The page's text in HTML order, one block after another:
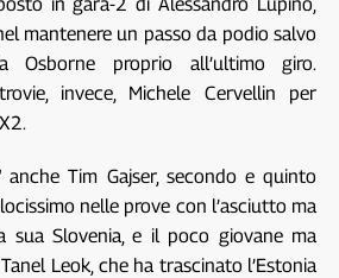
mantenere un passo da podio salvo
Osborne proprio all’ultimo giro.
invece, Michele Cervellin per
anche Tim Gajser, secondo e quinto
nelle prove con l’asciutto ma
sua Slovenia, e il poco giovane ma
Leok, che ha trascinato l’Estonia